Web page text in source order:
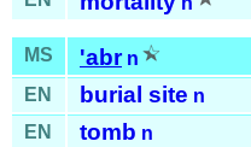
MS 'abr n
EN burial site n
EN
tomb n